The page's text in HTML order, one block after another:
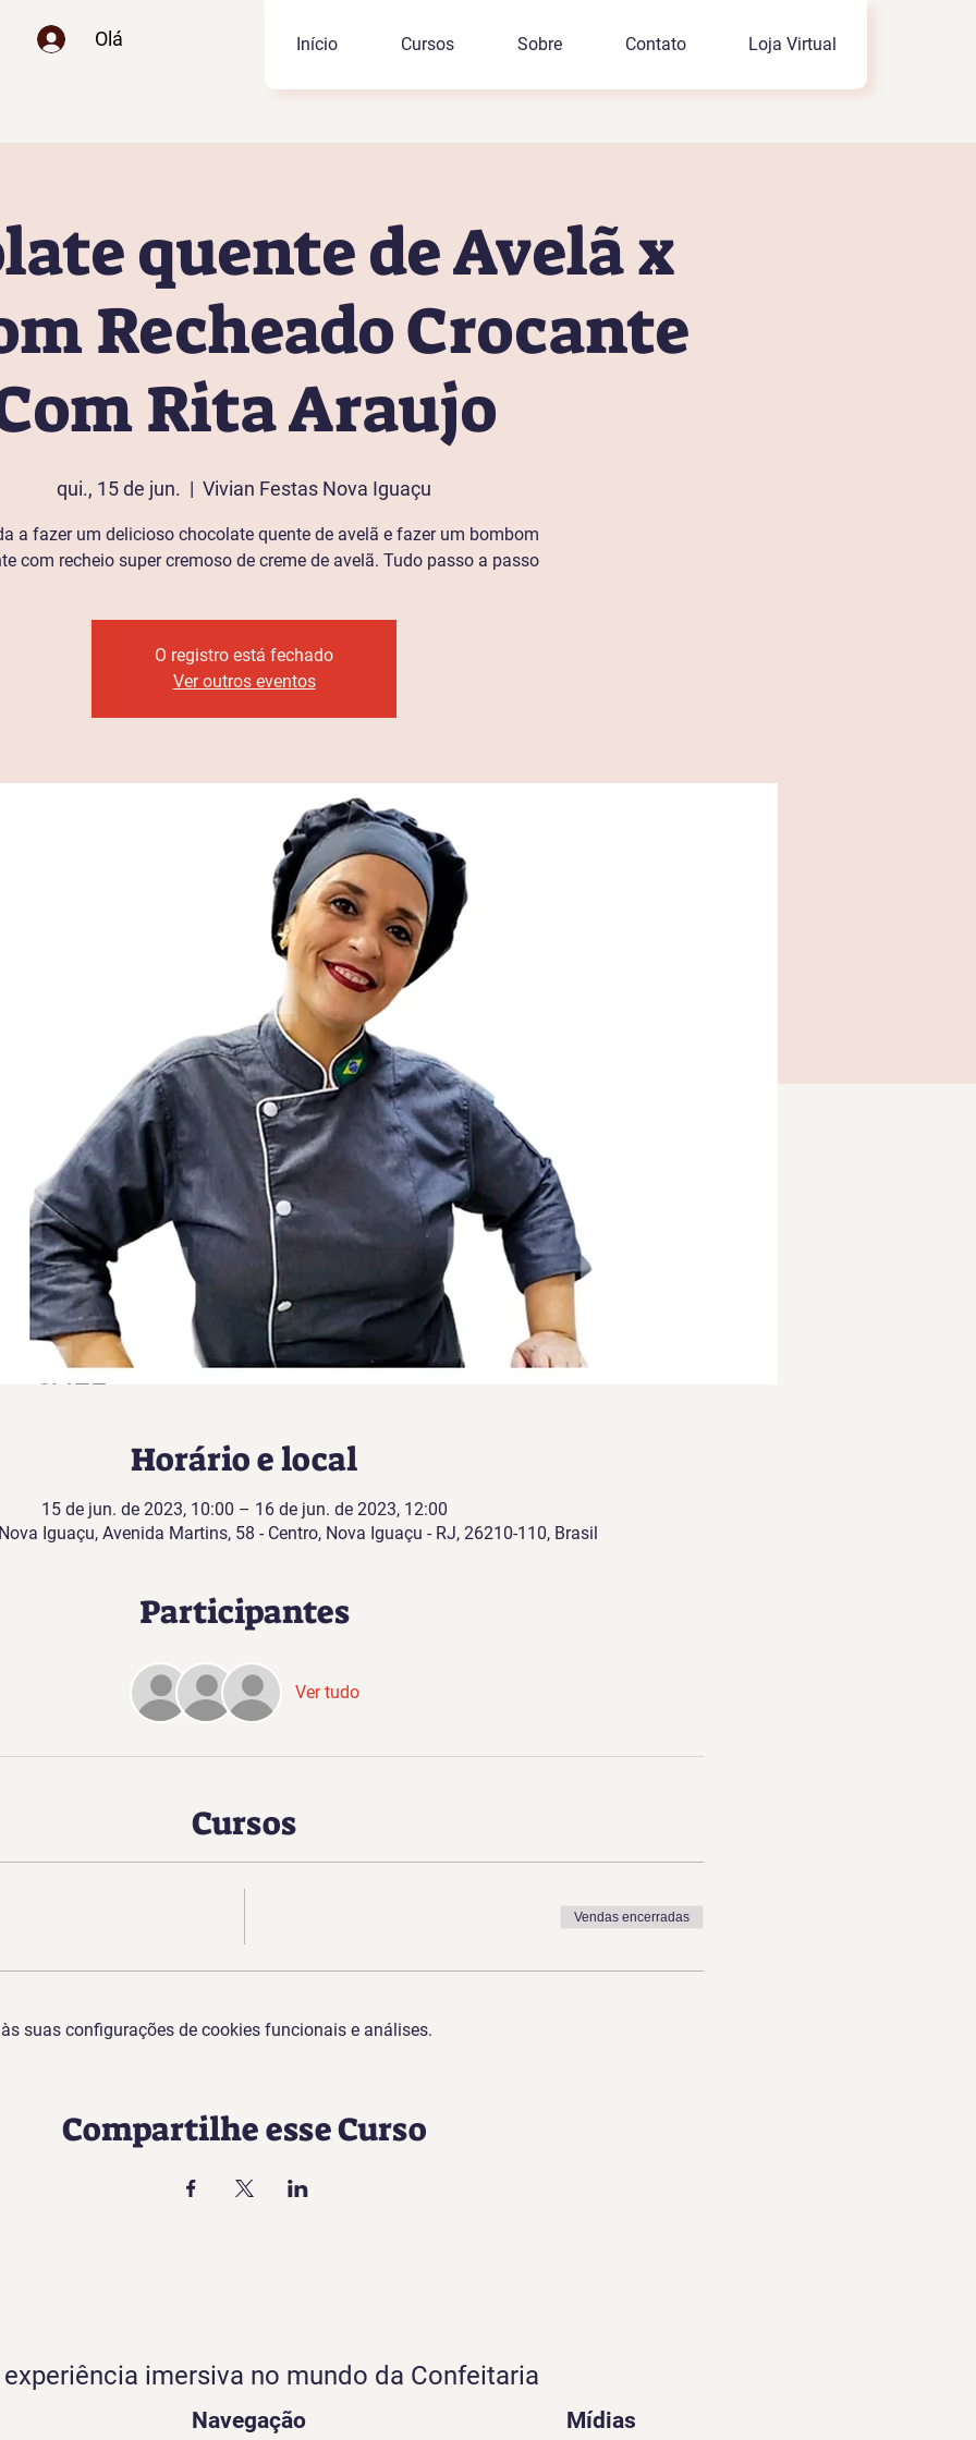
Olá Início Cursos Sobre Contato Loja Virtual
quente de Avelã x
Recheado Crocante
Rita Araujo
qui., 15 de jun.
  |
Vivian Festas Nova Iguaçu
a fazer um delicioso chocolate quente de avelã e fazer um bombom
com recheio super cremoso de creme de avelã. Tudo passo a passo
O registro está fechado
Ver outros eventos
Horário e local
15 de jun. de 2023, 10:00 – 16 de jun. de 2023, 12:00
Iguaçu, Avenida Martins, 58 - Centro, Nova Iguaçu - RJ, 26210-110, Brasil
Participantes
Ver tudo
Cursos
Vendas encerradas
suas configurações de cookies funcionais e análises.
Compartilhe esse Curso
experiência imersiva no mundo da Confeitaria
Navegação Mídias